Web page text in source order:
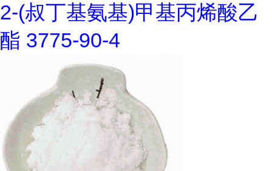
2-(叔丁基氨基)甲基丙烯酸乙
酯 3775-90-4